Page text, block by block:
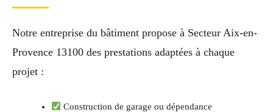
Notre entreprise du bâtiment propose à Secteur Aix-en-
Provence 13100 des prestations adaptées à chaque
projet :
Construction de garage ou dépendance